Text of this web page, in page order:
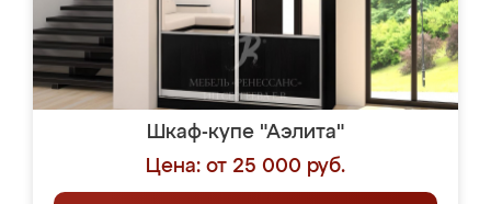
Шкаф-купе "Аэлита"
Цена: от 25 000 руб.